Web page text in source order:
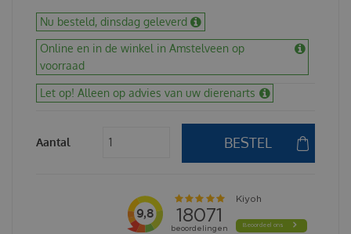
Nu besteld, dinsdag geleverd
Online en in de winkel in Amstelveen op
voorraad
Let op! Alleen op advies van uw dierenarts
Aantal